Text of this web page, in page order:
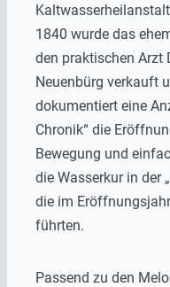
1840 wurde das
den praktischen Arzt
Neuenbürg verkauft
dokumentiert eine
Chronik“ die
Bewegung und
die Wasserkur in der
die im
führten.
Passend zu den